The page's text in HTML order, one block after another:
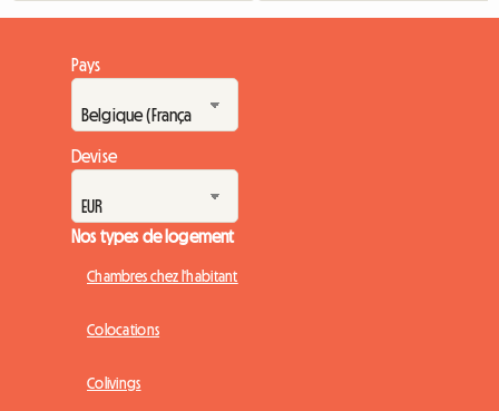
Pays
Devise
Nos types de logement
Chambres chez l'habitant
Colocations
Colivings